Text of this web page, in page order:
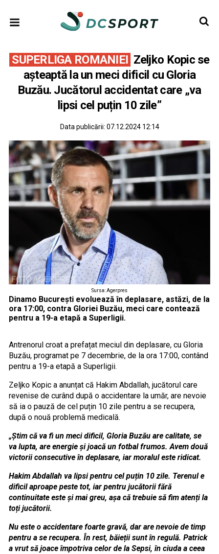
SUPERLIGA ROMANIEI Zeljko Kopic se
așteaptă la un meci dificil cu Gloria
Buzău. Jucătorul accidentat care „va
lipsi cel puțin 10 zile”
Data publicării: 07.12.2024 12:14
Sursa: Agerpres
Dinamo București evoluează în deplasare, astăzi, de la
ora 17:00, contra Gloriei Buzău, meci care contează
pentru a 19-a etapă a Superligii.
Antrenorul croat a prefațat meciul din deplasare, cu Gloria
Buzău, programat pe 7 decembrie, de la ora 17:00, contând
pentru a 19-a etapă a Superligii.
Zeljko Kopic a anunțat că Hakim Abdallah, jucătorul care
revenise de curând după o accidentare la umăr, are nevoie
să ia o pauză de cel puțin 10 zile pentru a se recupera,
după o nouă problemă medicală.
„Știm că va fi un meci dificil, Gloria Buzău are calitate, se
va lupta, are energie și joacă un fotbal frumos. Avem două
victorii consecutive în deplasare, iar moralul este ridicat.
Hakim Abdallah va lipsi pentru cel puțin 10 zile. Terenul e
dificil aproape peste tot, iar pentru jucătorii fără
continuitate este și mai greu, așa că trebuie să fim atenți la
toți jucătorii.
Nu este o accidentare foarte gravă, dar are nevoie de timp
pentru a se recupera. În rest, băieții sunt în regulă. Patrick
a vrut să joace împotriva celor de la Sepsi, în ciuda a ceea